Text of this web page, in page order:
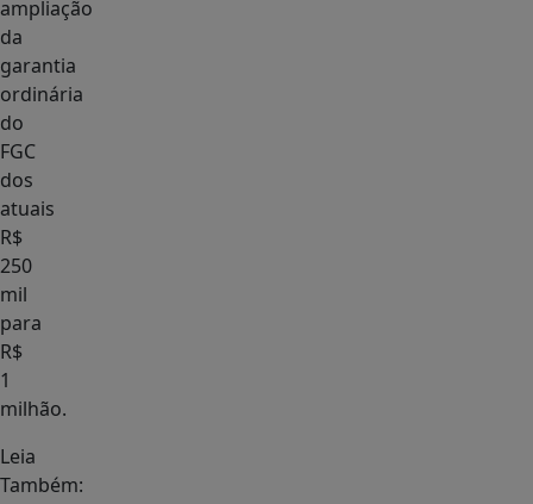
ampliação
da
garantia
ordinária
do
FGC
dos
atuais
R$
250
mil
para
R$
1
milhão.
Leia
Também: